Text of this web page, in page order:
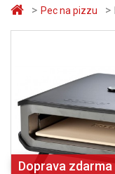
> Pec na pizzu >
Doprava zdarma